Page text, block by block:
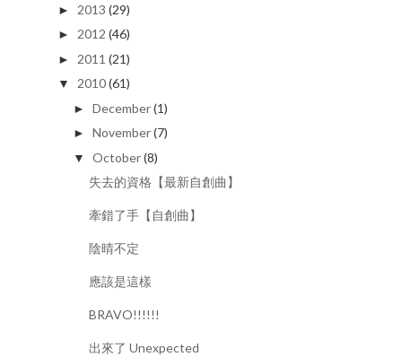
► 2013 (29)
► 2012 (46)
► 2011 (21)
▼ 2010(61)
► December(1)
► November(7)
▼ October(8)
失去的資格【最新自創曲】
牽錯了手【自創曲】
陰晴不定
應該是這樣
BRAVO!!!!!!
出來了 Unexpected